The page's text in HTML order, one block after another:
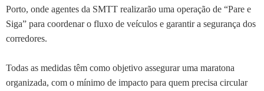
Porto, onde agentes da SMTT realizarão uma operação de “Pare e
Siga” para coordenar o fluxo de veículos e garantir a segurança dos
corredores.
Todas as medidas têm como objetivo assegurar uma maratona
organizada, com o mínimo de impacto para quem precisa circular